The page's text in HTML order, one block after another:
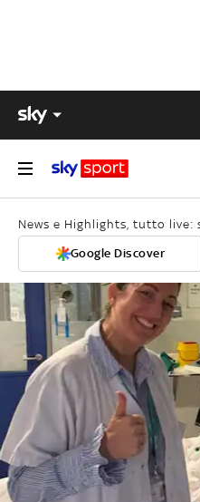
News e Highlights, tutto live:
Google Discover